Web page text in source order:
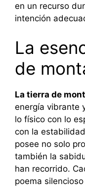
en un recurso
intención
La
de
La tierra de
energía vibrante
lo físico con lo
con la
posee no solo
también la
han recorrido.
poema